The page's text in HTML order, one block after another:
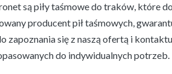
są piły taśmowe do traków, które
producent pił taśmowych,
zapoznania się z naszą ofertą i
do indywidualnych potrzeb.